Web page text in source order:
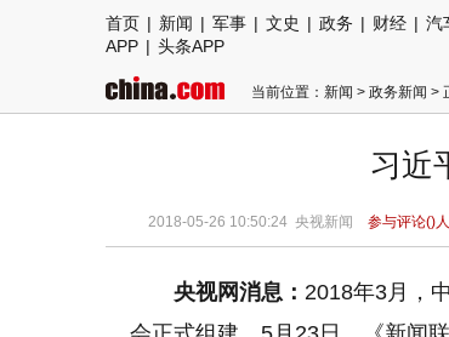
首页 | 新闻 | 军事 | 文史 | 政务 | 财经 | 汽
APP | 头条APP
当前位置： 新闻 > 政务新闻 >
习近
2018-05-26 10:50:24 央视新闻 参与评论()人
央视网消息： 2018年3月，